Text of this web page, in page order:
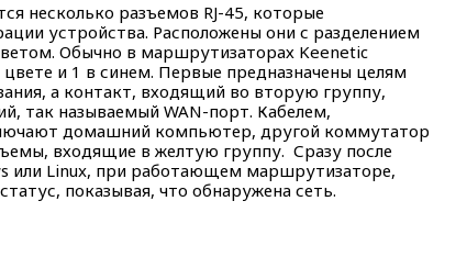
несколько разъемов RJ-45, которые
устройства. Расположены они с разделением
Обычно в маршрутизаторах Keenetic
и 1 в синем. Первые предназначены целям
а контакт, входящий во вторую группу,
так называемый WAN-порт. Кабелем,
домашний компьютер, другой коммутатор
входящие в желтую группу. Сразу после
или Linux, при работающем маршрутизаторе,
показывая, что обнаружена сеть.